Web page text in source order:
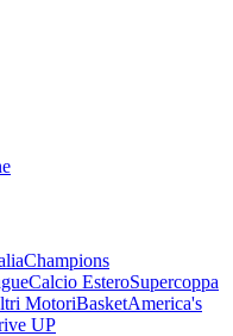
Champions
Calcio EsteroSupercoppa
MotoriBasketAmerica's
UP